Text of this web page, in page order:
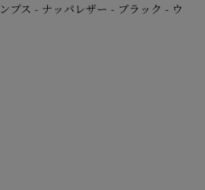
プス - ナッパレザー - ブラック - ウ